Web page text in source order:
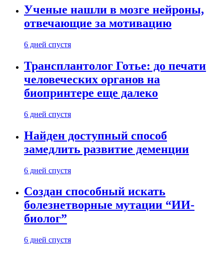
Ученые нашли в мозге нейроны,
отвечающие за мотивацию
6 дней спустя
Трансплантолог Готье: до печати
человеческих органов на
биопринтере еще далеко
6 дней спустя
Найден доступный способ
замедлить развитие деменции
6 дней спустя
Создан способный искать
болезнетворные мутации “ИИ-
биолог”
6 дней спустя